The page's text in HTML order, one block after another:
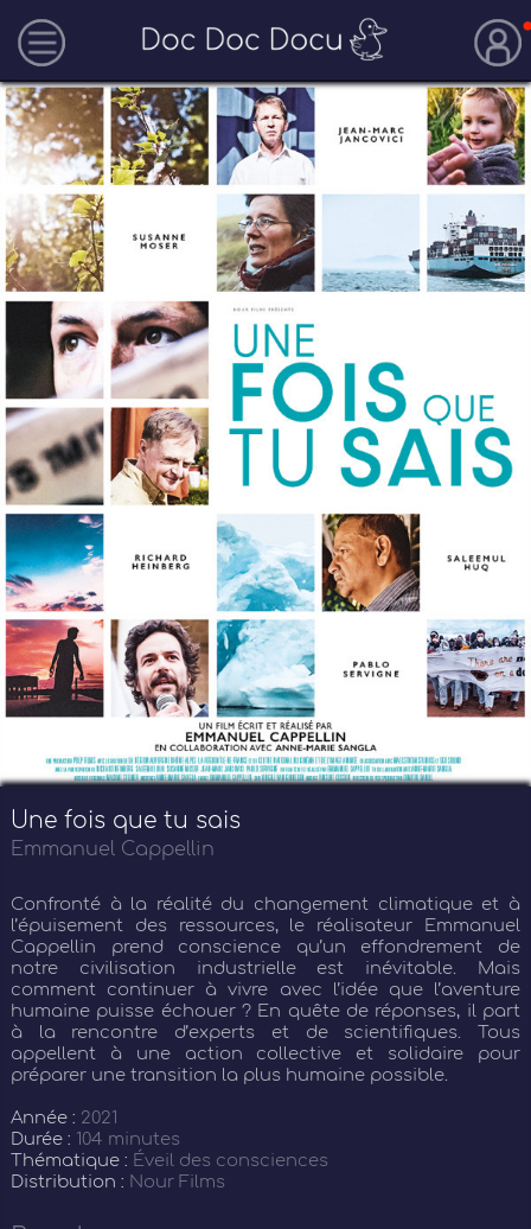
Une fois que tu sais
Emmanuel Cappellin
Confronté à la réalité du changement climatique et à
l’épuisement des ressources, le réalisateur Emmanuel
Cappellin prend conscience qu’un effondrement de
notre civilisation industrielle est inévitable. Mais
comment continuer à vivre avec l’idée que l’aventure
humaine puisse échouer ? En quête de réponses, il part
à la rencontre d’experts et de scientifiques. Tous
appellent à une action collective et solidaire pour
préparer une transition la plus humaine possible.
Année : 2021
Durée : 104 minutes
Thématique : Éveil des consciences
Distribution : Nour Films